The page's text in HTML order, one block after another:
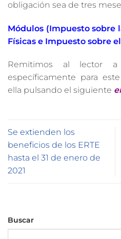
obligación sea de tres
Módulos (Impuesto sobre
Físicas e Impuesto sobre
Remitimos al lector
específicamente para
ella pulsando el siguiente
Se extienden los
beneficios de los ERTE
hasta el 31 de enero de
2021
Buscar